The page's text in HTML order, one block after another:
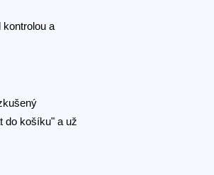
a
do košíku" a už